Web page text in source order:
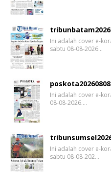
Ini adalah cover e-
sabtu 08-08-2026…
Ini adalah cover e-
08-08-2026.…
Ini adalah cover e-
sabtu 08-08-202…